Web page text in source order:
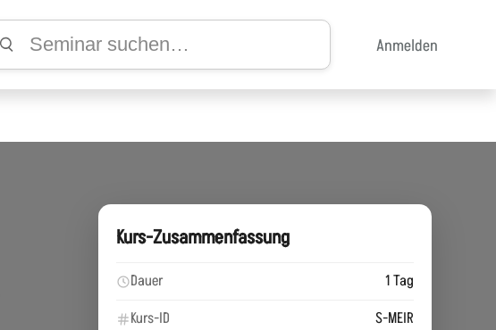
Anmelden
Kurs-Zusammenfassung
Dauer
1 Tag
Kurs-ID
S-MEIR